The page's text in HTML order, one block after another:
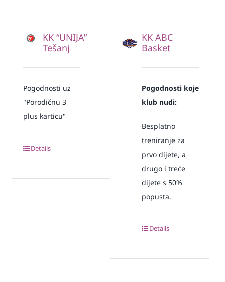
KK “UNIJA”
Tešanj
Pogodnosti uz
"Porodičnu 3
plus karticu"
Details
KK ABC
Basket
Pogodnosti koje
klub nudi:
Besplatno
treniranje za
prvo dijete, a
drugo i treće
dijete s 50%
popusta.
Details